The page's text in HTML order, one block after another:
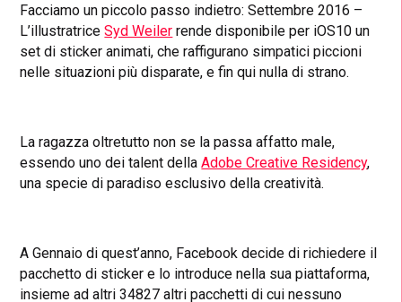
Facciamo un piccolo passo indietro:Settembre 2016 –
L’illustratriceSyd Weiler rende disponibile per iOS10 un
set di sticker animati, che raffigurano simpatici piccioni
nelle situazioni più disparate, e fin qui nulla di strano.
La ragazza oltretutto non se la passa affatto male,
essendo uno dei talent dellaAdobe Creative Residency,
una specie di paradiso esclusivo della creatività.
A Gennaio di quest’anno, Facebook decide di richiedere il
pacchetto di sticker e lo introduce nella sua piattaforma,
insieme ad altri 34827 altri pacchetti di cui nessuno